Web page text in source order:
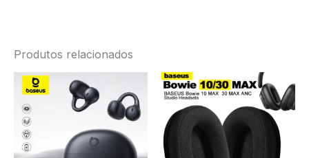
Produtos relacionados